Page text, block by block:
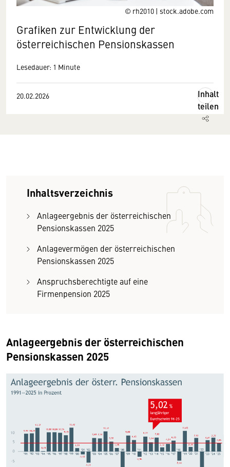
© rh2010 | stock.adobe.com
Grafiken zur Entwicklung der
österreichischen Pensionskassen
Lesedauer: 1 Minute
20.02.2026
Inhalt
teilen
Inhaltsverzeichnis
Anlageergebnis der österreichischen
Pensionskassen 2025
Anlagevermögen der österreichischen
Pensionskassen 2025
Anspruchsberechtigte auf eine
Firmenpension 2025
Anlageergebnis der österreichischen
Pensionskassen 2025